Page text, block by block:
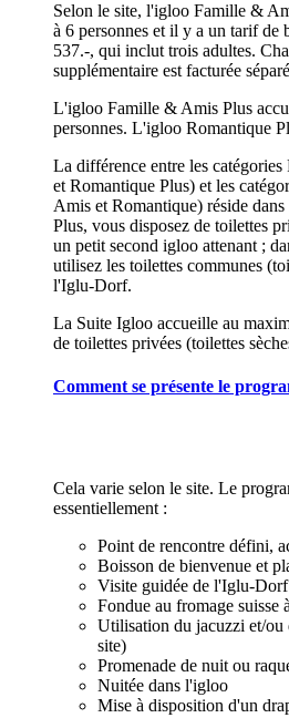
Selon le site, l'igloo Famille &
à 6 personnes et il y a un tarif de
537.-, qui inclut trois adultes.
supplémentaire est facturée
L'igloo Famille & Amis Plus
personnes. L'igloo Romantique
La différence entre les
et Romantique Plus) et les
Amis et Romantique) réside
Plus, vous disposez de toilettes
un petit second igloo attenant ;
utilisez les toilettes communes
l'Iglu-Dorf.
La Suite Igloo accueille au
de toilettes privées (toilettes
Comment se présente le
Cela varie selon le site. Le
essentiellement :
Point de rencontre défini,
Boisson de bienvenue et
Visite guidée de l'Iglu-Dorf
Fondue au fromage suisse
Utilisation du jacuzzi et/ou
site)
Promenade de nuit ou
Nuitée dans l'igloo
Mise à disposition d'un